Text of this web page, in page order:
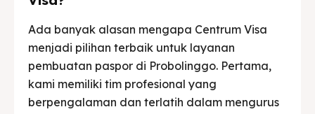
Ada banyak alasan mengapa Centrum Visa
menjadi pilihan terbaik untuk layanan
pembuatan paspor di Probolinggo. Pertama,
kami memiliki tim profesional yang
berpengalaman dan terlatih dalam mengurus